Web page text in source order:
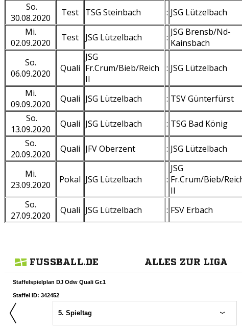
So.
30.08.2020
Test TSG Steinbach : JSG Lützelbach
Mi.
02.09.2020
Test JSG Lützelbach : JSG Brensb/Nd-
Kainsbach
So.
06.09.2020
Quali
JSG
Fr.Crum/Bieb/Reich
II
: JSG Lützelbach
Mi.
09.09.2020
Quali JSG Lützelbach : TSV Günterfürst
So.
13.09.2020
Quali JSG Lützelbach : TSG Bad König
So.
20.09.2020
Quali JFV Oberzent : JSG Lützelbach
Mi.
23.09.2020
Pokal JSG Lützelbach :
JSG
Fr.Crum/Bieb/
II
So.
27.09.2020
Quali JSG Lützelbach : FSV Erbach